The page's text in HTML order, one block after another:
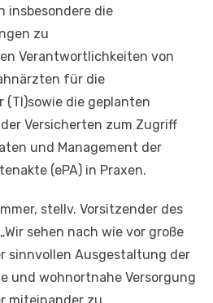
insbesondere die
zu
Verantwortlichkeiten von
für die
die geplanten
Versicherten zum Zugriff
und Management der
(ePA) in Praxen.
stellv. Vorsitzender des
sehen nach wie vor große
sinnvollen Ausgestaltung der
und wohnortnahe Versorgung